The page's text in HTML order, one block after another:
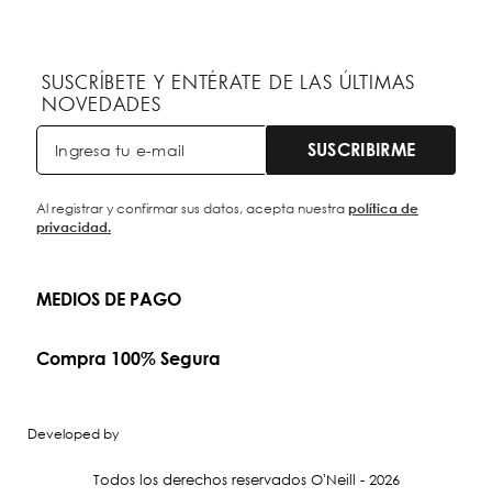
SUSCRÍBETE Y ENTÉRATE DE LAS ÚLTIMAS
NOVEDADES
SUSCRIBIRME
Al registrar y confirmar sus datos, acepta nuestrapolítica de
privacidad.
MEDIOS DE PAGO
Compra 100% Segura
Todos los derechos reservados O'Neill - 2026
Developed by